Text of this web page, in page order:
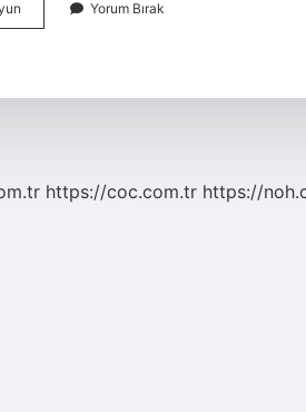
Manikür
Tırnak
Yorum Bırak
https://coc.com.tr https://